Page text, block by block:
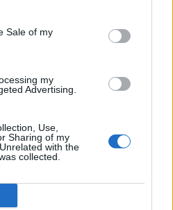
Sale of my
my
Advertising.
Use,
Sharing of my
with the
collected.
διευθυντής ο
καλώδιο της ηλεκτρικής
Κύπρου»
προτεραιότητα η
νέο αναπτυξιακό άλμα»
τον Μπάιντεν»: Η στιγμή
μικρό αγόρι σε σκηνή στο